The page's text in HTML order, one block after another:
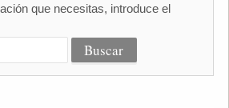
que necesitas, introduce el